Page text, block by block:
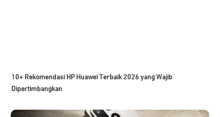
10+ Rekomendasi HP Huawei Terbaik 2026 yang Wajib
Dipertimbangkan